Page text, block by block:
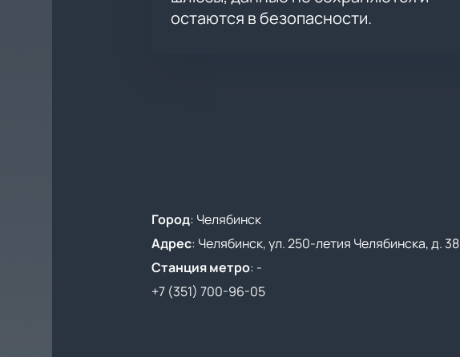
остаются в безопасности.
Город: Челябинск
Адрес: Челябинск, ул. 250-летия Челябинска, д. 38
Станция метро: -
+7 (351) 700-96-05